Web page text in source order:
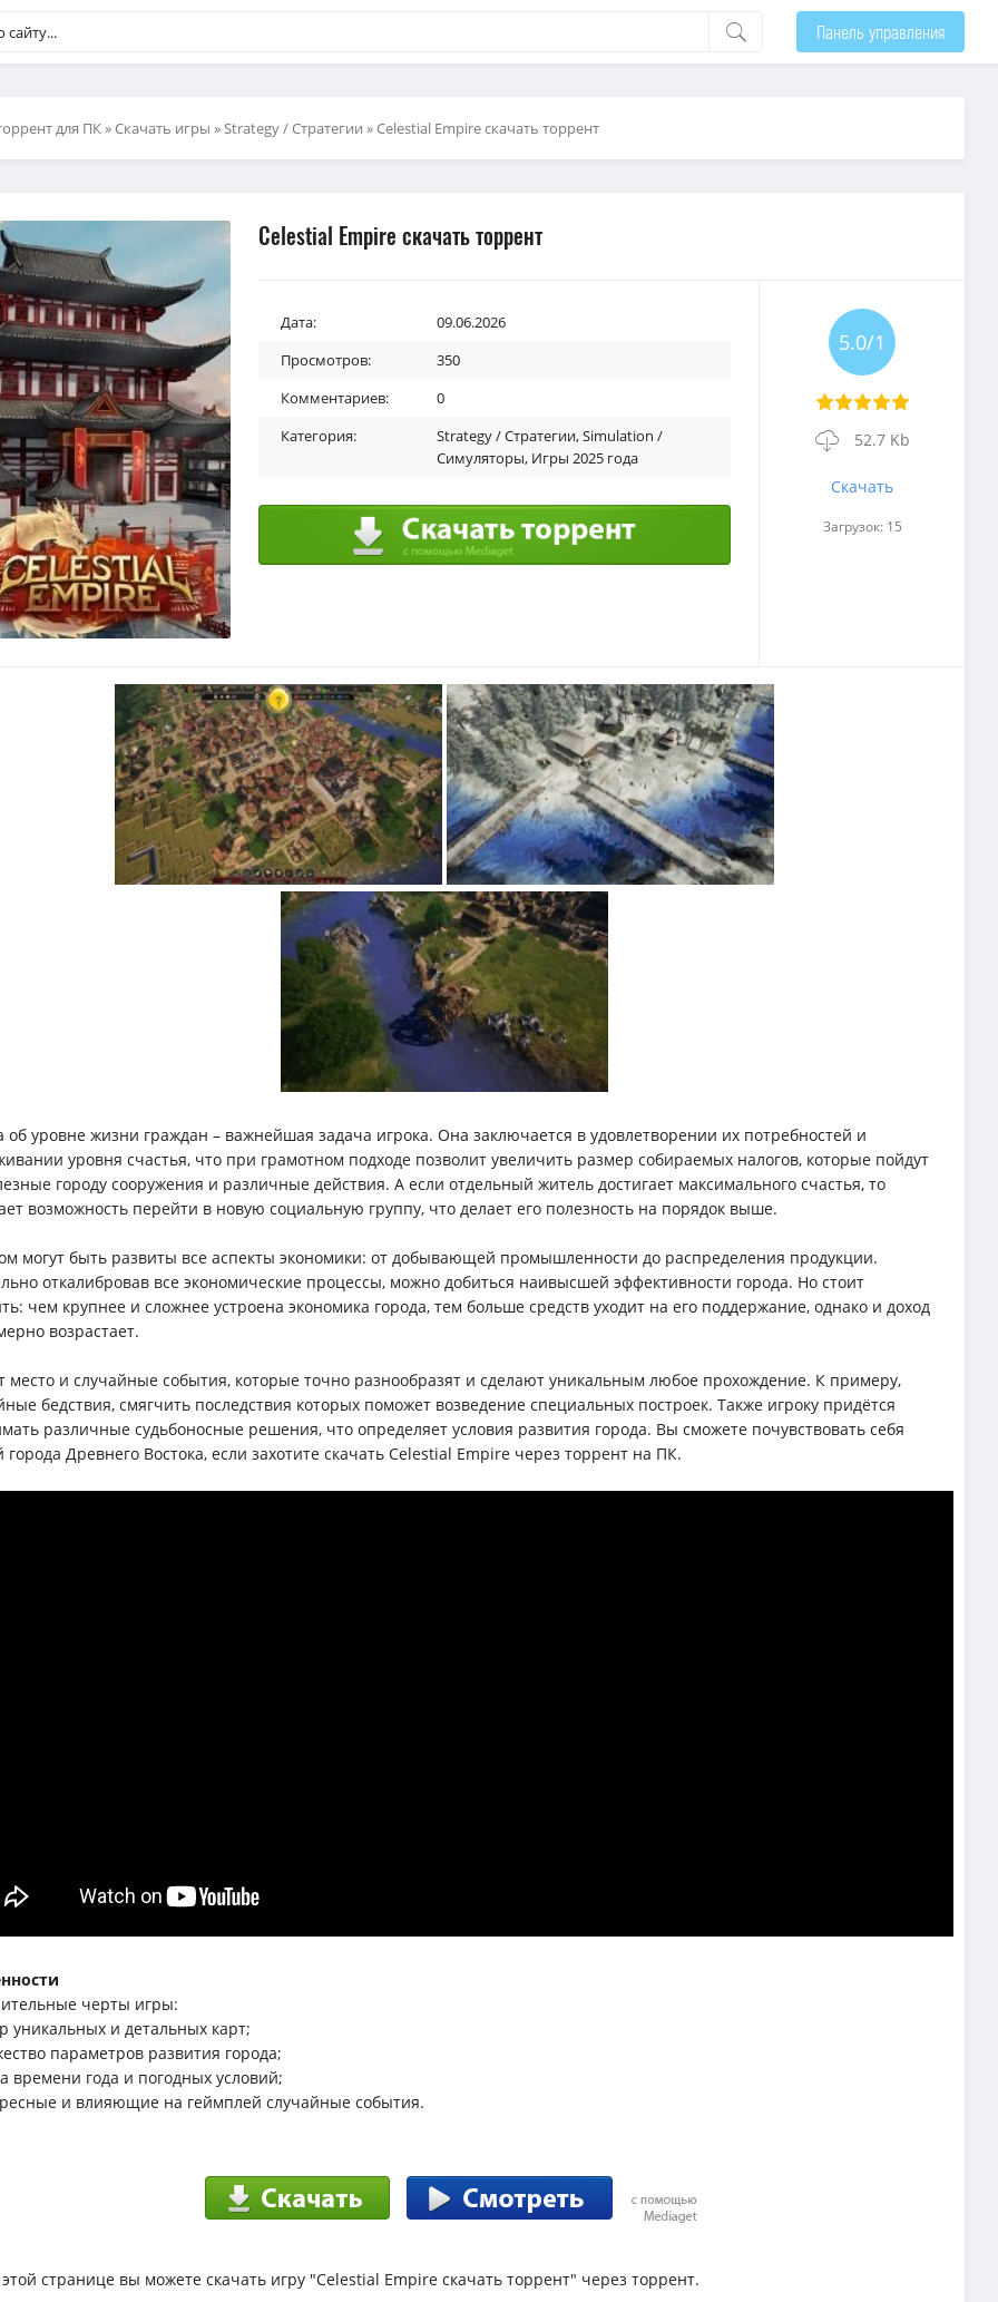
Панель управления
для ПК»Скачать игры »Strategy / Стратегии » Celestial Empire скачать торрент
Celestial Empire скачать торрент
Дата:
09.06.2026
Просмотров:
350
Комментариев:
0
Категория:
Strategy / Стратегии,Simulation /
Симуляторы, Игры 2025 года
5.0/1
52.7 Kb
Скачать
Загрузок: 15
об уровне жизни граждан – важнейшая задача игрока. Она заключается в удовлетворении их потребностей и
уровня счастья, что при грамотном подходе позволит увеличить размер собираемых налогов, которые пойдут
городу сооружения и различные действия. А если отдельный житель достигает максимального счастья, то
возможность перейти в новую социальную группу, что делает его полезность на порядок выше.
могут быть развиты все аспекты экономики: от добывающей промышленности до распределения продукции.
откалибровав все экономические процессы, можно добиться наивысшей эффективности города. Но стоит
чем крупнее и сложнее устроена экономика города, тем больше средств уходит на его поддержание, однако и доход
возрастает.
и случайные события, которые точно разнообразят и сделают уникальным любое прохождение. К примеру,
бедствия, смягчить последствия которых поможет возведение специальных построек. Также игроку придётся
различные судьбоносные решения, что определяет условия развития города. Вы сможете почувствовать себя
города Древнего Востока, если захотите скачать Celestial Empire через торрент на ПК.
черты игры:
уникальных и детальных карт;
параметров развития города;
времени года и погодных условий;
и влияющие на геймплей случайные события.
странице вы можете скачать игру "Celestial Empire скачать торрент" через торрент.